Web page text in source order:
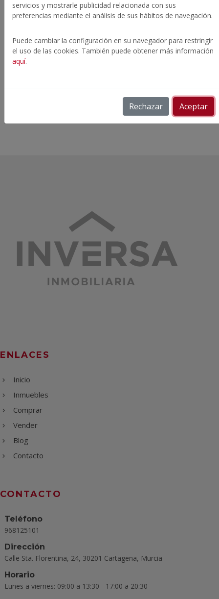
Enviar
ENLACES
Inicio
Inmuebles
Comprar
Vender
Blog
Contacto
CONTACTO
Teléfono
968125101
Dirección
Calle Sta. Florentina, 24, 30201 Cartagena, Murcia
Horario
Lunes a viernes: 09:00 a 13:30 - 17:00 a 20:30
servicios y mostrarle publicidad relacionada con sus
preferencias mediante el análisis de sus hábitos de navegación.
Puede cambiar la configuración en su navegador para restringir
el uso de las cookies. También puede obtener más información
aquí.
Rechazar Aceptar